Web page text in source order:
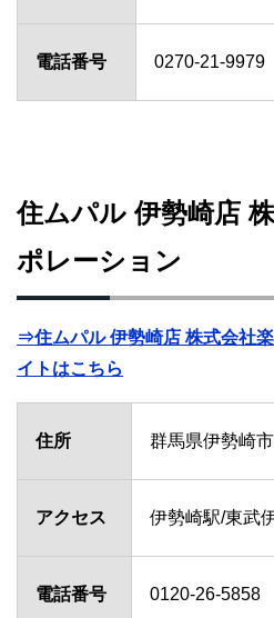
電話番号 0270-21-9979
住ムパル 伊勢崎店
ポレーション
⇒住ムパル 伊勢崎店 株式会社
イトはこちら
住所 群馬県伊勢崎
アクセス 伊勢崎駅/東武
電話番号 0120-26-5858